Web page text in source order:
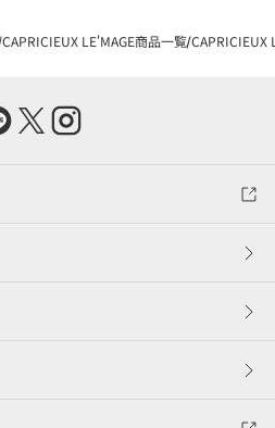
CAPRICIEUX LE'MAGE商品一覧 CAPRICIEUX